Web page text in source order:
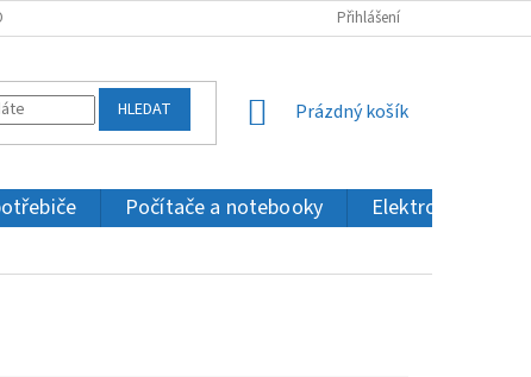
ÚDAJŮ Přihlášení
HLEDAT
NÁKUPNÍ
Prázdný košík
Počítače a notebooky Elektronika a IT